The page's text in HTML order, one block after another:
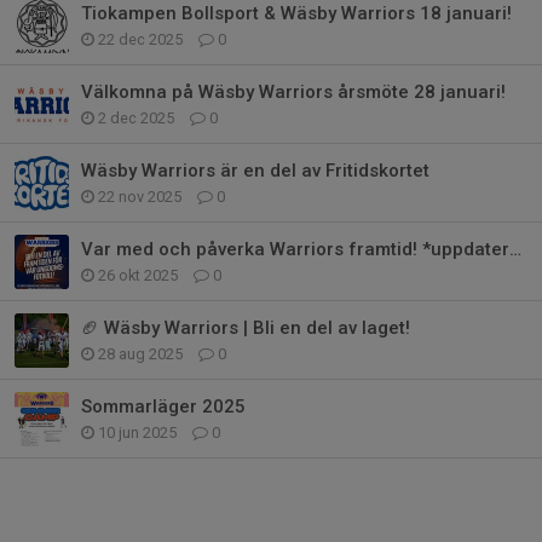
Tiokampen Bollsport & Wäsby Warriors 18 januari!
22 dec 2025 0
Välkomna på Wäsby Warriors årsmöte 28 januari!
2 dec 2025 0
Wäsby Warriors är en del av Fritidskortet
22 nov 2025 0
Var med och påverka Warriors framtid! *uppdaterad*
26 okt 2025 0
🏈 Wäsby Warriors | Bli en del av laget!
28 aug 2025 0
Sommarläger 2025
10 jun 2025 0